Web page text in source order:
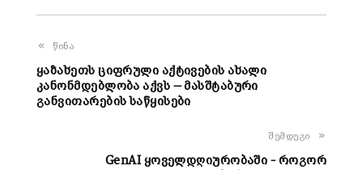
წინა
ყაზახეთს ციფრული აქტივების ახალი
კანონმდებლობა აქვს — მასშტაბური
განვითარების საწყისები
შემდეგი
GenAI ყოველდღიურობაში – როგორ